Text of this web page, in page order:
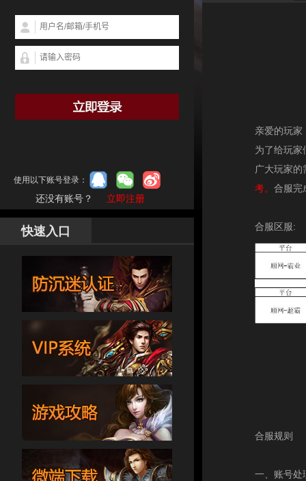
使用以下账号登录：
还没有账号？ 立即注册
快速入口
亲爱的玩家
为了给玩家
广大玩家
考。 合服完
合服区服:
合服规则
一、账号处